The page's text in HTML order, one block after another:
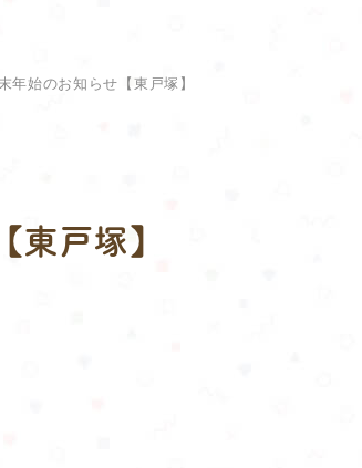
年始のお知らせ【東戸塚】
戸塚】